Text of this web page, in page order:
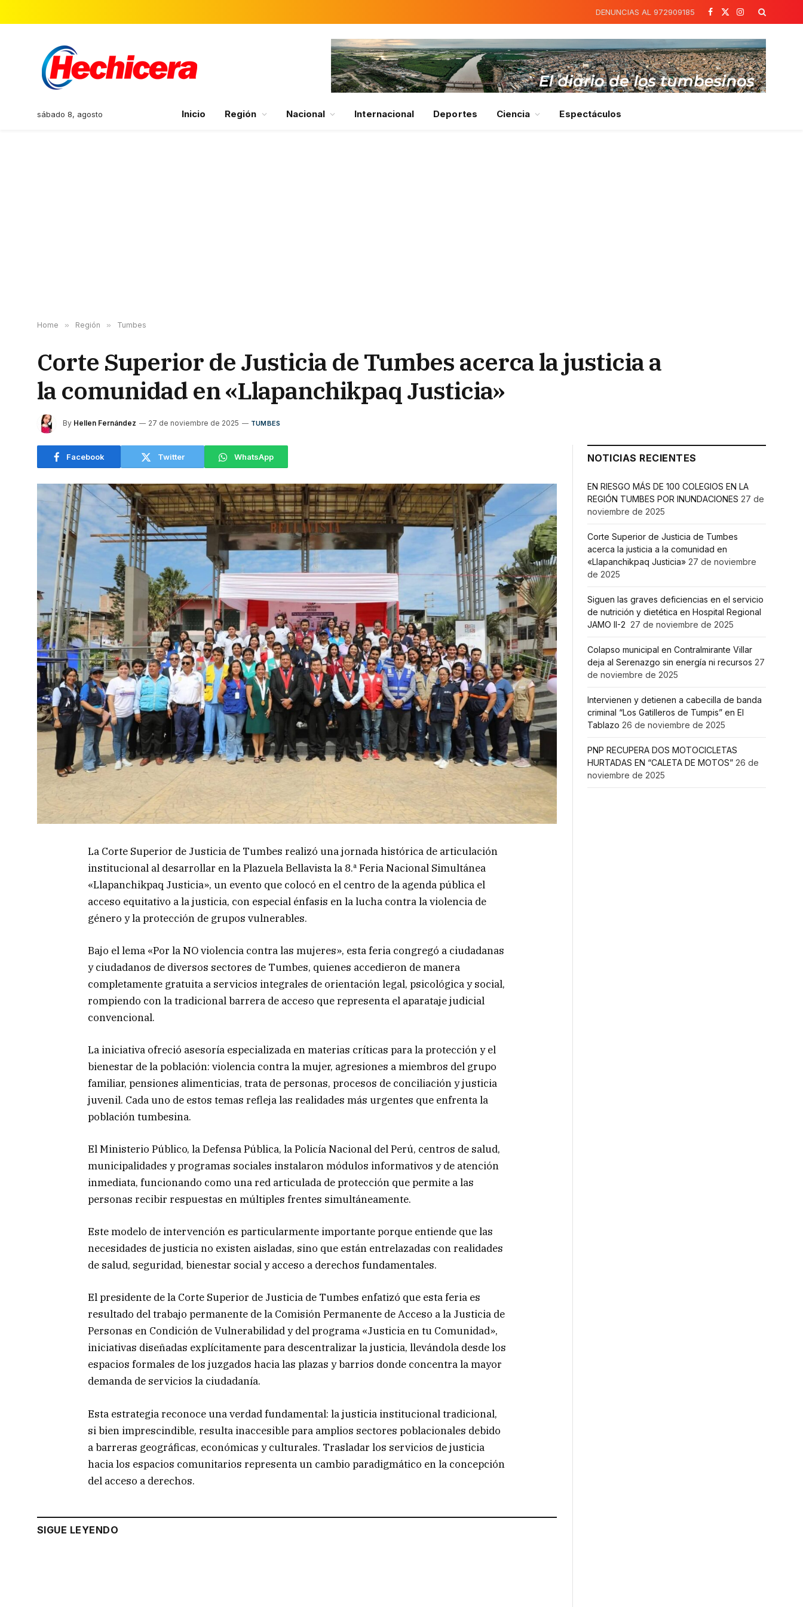
DENUNCIAS AL 972909185
Facebook
X
Instagram
sábado 8, agosto Inicio Región Nacional Internacional Deportes Ciencia Espectáculos
Home » Región » Tumbes
Corte Superior de Justicia de Tumbes acerca la justicia a
la comunidad en «Llapanchikpaq Justicia»
By Hellen Fernández 27 de noviembre de 2025 TUMBES
Facebook Twitter WhatsApp
La Corte Superior de Justicia de Tumbes realizó una jornada histórica de articulación
institucional al desarrollar en la Plazuela Bellavista la 8.ª Feria Nacional Simultánea
«Llapanchikpaq Justicia», un evento que colocó en el centro de la agenda pública el
acceso equitativo a la justicia, con especial énfasis en la lucha contra la violencia de
género y la protección de grupos vulnerables.
Bajo el lema «Por la NO violencia contra las mujeres», esta feria congregó a ciudadanas
y ciudadanos de diversos sectores de Tumbes, quienes accedieron de manera
completamente gratuita a servicios integrales de orientación legal, psicológica y social,
rompiendo con la tradicional barrera de acceso que representa el aparataje judicial
convencional.
La iniciativa ofreció asesoría especializada en materias críticas para la protección y el
bienestar de la población: violencia contra la mujer, agresiones a miembros del grupo
familiar, pensiones alimenticias, trata de personas, procesos de conciliación y justicia
juvenil. Cada uno de estos temas refleja las realidades más urgentes que enfrenta la
población tumbesina.
El Ministerio Público, la Defensa Pública, la Policía Nacional del Perú, centros de salud,
municipalidades y programas sociales instalaron módulos informativos y de atención
inmediata, funcionando como una red articulada de protección que permite a las
personas recibir respuestas en múltiples frentes simultáneamente.
Este modelo de intervención es particularmente importante porque entiende que las
necesidades de justicia no existen aisladas, sino que están entrelazadas con realidades
de salud, seguridad, bienestar social y acceso a derechos fundamentales.
El presidente de la Corte Superior de Justicia de Tumbes enfatizó que esta feria es
resultado del trabajo permanente de la Comisión Permanente de Acceso a la Justicia de
Personas en Condición de Vulnerabilidad y del programa «Justicia en tu Comunidad»,
iniciativas diseñadas explícitamente para descentralizar la justicia, llevándola desde los
espacios formales de los juzgados hacia las plazas y barrios donde concentra la mayor
demanda de servicios la ciudadanía.
Esta estrategia reconoce una verdad fundamental: la justicia institucional tradicional,
si bien imprescindible, resulta inaccesible para amplios sectores poblacionales debido
a barreras geográficas, económicas y culturales. Trasladar los servicios de justicia
hacia los espacios comunitarios representa un cambio paradigmático en la concepción
del acceso a derechos.
SIGUE LEYENDO
NOTICIAS RECIENTES
EN RIESGO MÁS DE 100 COLEGIOS EN LA
REGIÓN TUMBES POR INUNDACIONES 27 de
noviembre de 2025
Corte Superior de Justicia de Tumbes
acerca la justicia a la comunidad en
«Llapanchikpaq Justicia» 27 de noviembre
de 2025
Siguen las graves deficiencias en el servicio
de nutrición y dietética en Hospital Regional
JAMO II-2 27 de noviembre de 2025
Colapso municipal en Contralmirante Villar
deja al Serenazgo sin energía ni recursos 27
de noviembre de 2025
Intervienen y detienen a cabecilla de banda
criminal “Los Gatilleros de Tumpis” en El
Tablazo 26 de noviembre de 2025
PNP RECUPERA DOS MOTOCICLETAS
HURTADAS EN “CALETA DE MOTOS” 26 de
noviembre de 2025